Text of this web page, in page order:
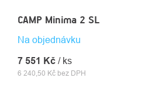
CAMP Minima 2 SL
Na objednávku
6 240,50 Kč bez DPH
7 551 Kč / ks